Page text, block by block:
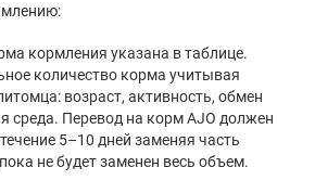
кормления указана в таблице.
количество корма учитывая
возраст, активность, обмен
среда. Перевод на корм AJO должен
5–10 дней заменяя часть
не будет заменен весь объем.